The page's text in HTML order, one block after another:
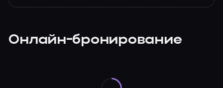
Онлайн-бронирование